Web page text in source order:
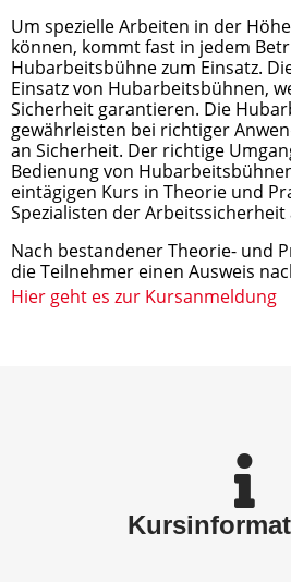
Um spezielle Arbeiten in der
können, kommt fast in jedem
Hubarbeitsbühne zum Einsatz.
Einsatz von Hubarbeitsbühnen,
Sicherheit garantieren. Die
gewährleisten bei richtiger
an Sicherheit. Der richtige
Bedienung von
eintägigen Kurs in Theorie und
Spezialisten der Arbeitssicherheit
Nach bestandener Theorie- und
die Teilnehmer einen Ausweis
Hier geht es zur Kursanmeldung